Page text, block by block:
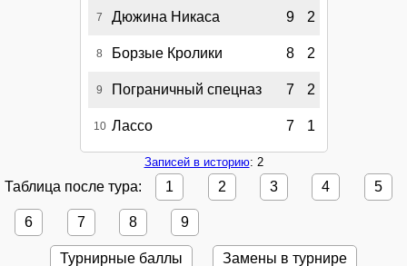
7 Дюжина Никаса 9 2
8 Борзые Кролики 8 2
9 Пограничный спецназ 7 2
10 Лассо 7 1
Записей в историю: 2
Таблица после тура: 1 2 3 4 5
6 7 8 9
Турнирные баллы Замены в турнире